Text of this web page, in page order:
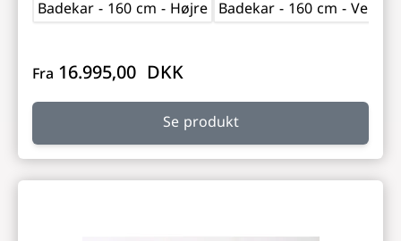
Badekar - 160 cm - Højre Badekar - 160 cm -
Fra 16.995,00 DKK
Se produkt